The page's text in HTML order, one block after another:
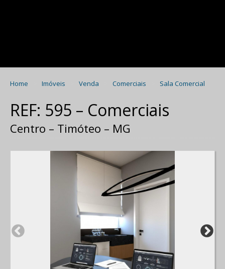
Home Imóveis Venda Comerciais Sala Comercial
REF: 595 – Comerciais
Centro – Timóteo – MG